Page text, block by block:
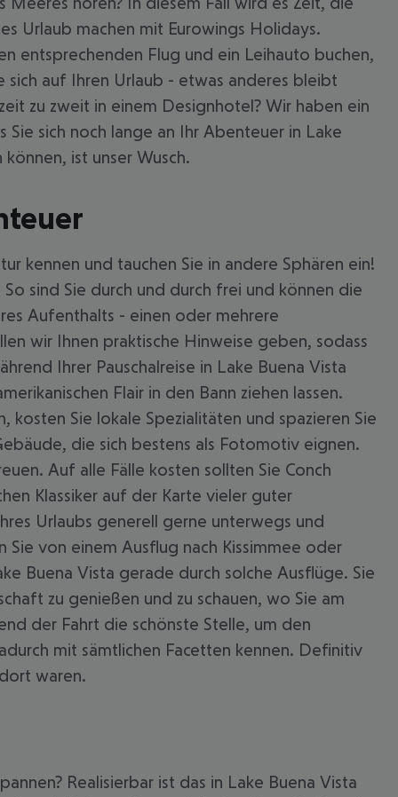
Urlaub machen mit Eurowings Holidays.
entsprechenden Flug und ein Leihauto buchen,
sich auf Ihren Urlaub - etwas anderes bleibt
zu zweit in einem Designhotel? Wir haben ein
sich noch lange an Ihr Abenteuer in Lake
ist unser Wusch.
kennen und tauchen Sie in andere Sphären ein!
sind Sie durch und durch frei und können die
Aufenthalts - einen oder mehrere
wir Ihnen praktische Hinweise geben, sodass
Ihrer Pauschalreise in Lake Buena Vista
Flair in den Bann ziehen lassen.
kosten Sie lokale Spezialitäten und spazieren Sie
die sich bestens als Fotomotiv eignen.
Auf alle Fälle kosten sollten Sie Conch
Klassiker auf der Karte vieler guter
Urlaubs generell gerne unterwegs und
von einem Ausflug nach Kissimmee oder
Buena Vista gerade durch solche Ausflüge. Sie
zu genießen und zu schauen, wo Sie am
der Fahrt die schönste Stelle, um den
mit sämtlichen Facetten kennen. Definitiv
waren.
Realisierbar ist das in Lake Buena Vista